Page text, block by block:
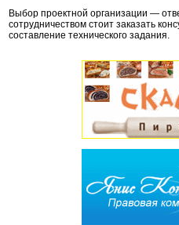
Выбор проектной организации —
сотрудничеством стоит заказать
составление технического задания.